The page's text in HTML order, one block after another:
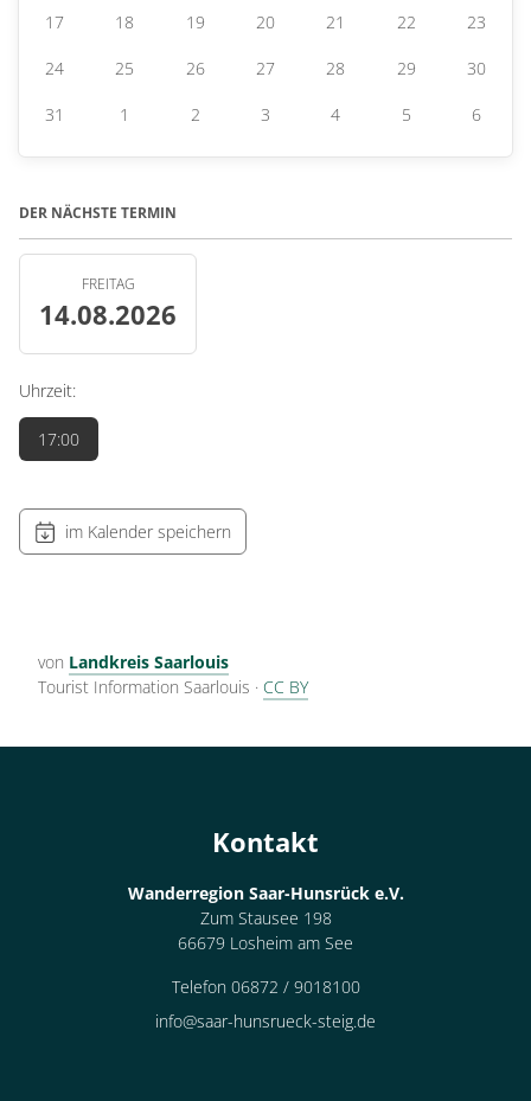
17 18 19 20 21 22 23
24 25 26 27 28 29 30
31 1 2 3 4 5 6
DER NÄCHSTE TERMIN
FREITAG
14.08.2026
Uhrzeit:
17:00
im Kalender speichern
von Landkreis Saarlouis
Tourist Information Saarlouis · CC BY
Kontakt
Wanderregion Saar-Hunsrück e.V.
Zum Stausee 198
66679 Losheim am See
Telefon 06872 / 9018100
info@saar-hunsrueck-steig.de